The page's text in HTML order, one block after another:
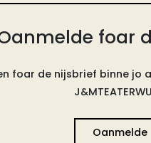
foar
foar de nijsbrief binne jo
Oanmelde